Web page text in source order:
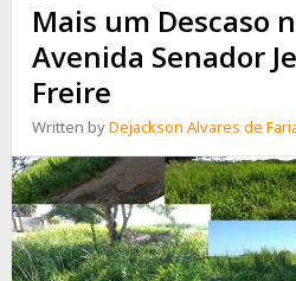
Mais um Descaso
Avenida Senador
Freire
Written byDejackson Alvares de